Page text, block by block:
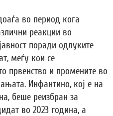
во период кога
реакции во
поради одлуките
меѓу кои се
првенство и промените во
Инфантино, кој е на
беше реизбран за
во 2023 година, а